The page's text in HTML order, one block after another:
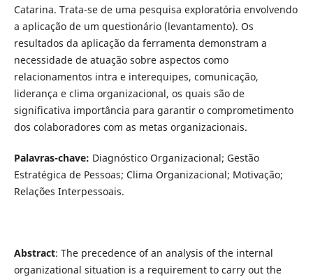
Catarina. Trata-se de uma pesquisa exploratória envolvendo
a aplicação de um questionário (levantamento). Os
resultados da aplicação da ferramenta demonstram a
necessidade de atuação sobre aspectos como
relacionamentos intra e interequipes, comunicação,
liderança e clima organizacional, os quais são de
significativa importância para garantir o comprometimento
dos colaboradores com as metas organizacionais.
Palavras-chave: Diagnóstico Organizacional; Gestão
Estratégica de Pessoas; Clima Organizacional; Motivação;
Relações Interpessoais.
Abstract: The precedence of an analysis of the internal
organizational situation is a requirement to carry out the